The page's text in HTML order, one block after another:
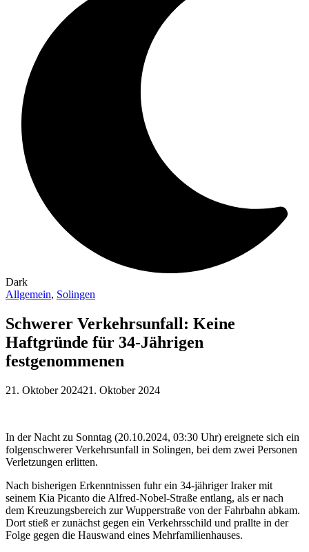
Dark
Allgemein, Solingen
Schwerer Verkehrsunfall: Keine
Haftgründe für 34-Jährigen
festgenommenen
21. Oktober 202421. Oktober 2024
In der Nacht zu Sonntag (20.10.2024, 03:30 Uhr) ereignete sich ein
folgenschwerer Verkehrsunfall in Solingen, bei dem zwei Personen
Verletzungen erlitten.
Nach bisherigen Erkenntnissen fuhr ein 34-jähriger Iraker mit
seinem Kia Picanto die Alfred-Nobel-Straße entlang, als er nach
dem Kreuzungsbereich zur Wupperstraße von der Fahrbahn abkam.
Dort stieß er zunächst gegen ein Verkehrsschild und prallte in der
Folge gegen die Hauswand eines Mehrfamilienhauses.